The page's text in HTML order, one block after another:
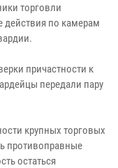
торговли
по камерам
причастности к
передали пару
крупных торговых
противоправные
остаться